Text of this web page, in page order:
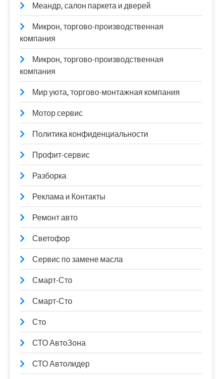
Меандр, салон паркета и дверей
Микрон, торгово-производственная
компания
Микрон, торгово-производственная
компания
Мир уюта, торгово-монтажная компания
Мотор сервис
Политика конфиденциальности
Профит-сервис
Разборка
Реклама и Контакты
Ремонт авто
Светофор
Сервис по замене масла
Смарт-Сто
Смарт-Сто
Сто
СТО АвтоЗона
СТО Автолидер